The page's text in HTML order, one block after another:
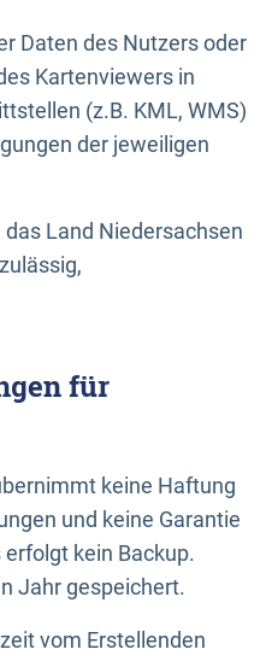
Daten des Nutzers oder
Kartenviewers in
(z.B. KML, WMS)
der jeweiligen
Land Niedersachsen
für
keine Haftung
und keine Garantie
kein Backup.
Jahr gespeichert.
vom Erstellenden